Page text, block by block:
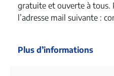
gratuite et ouverte à tous.
l’adresse mail suivante :
Plus d’informations